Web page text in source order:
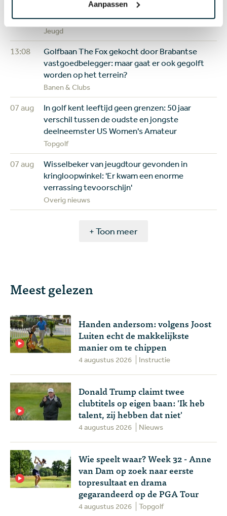
Aanpassen
jeugdgolfers: gratis naar binnen en spelen waar
de sterren spelen
Jeugd
13:08
Golfbaan The Fox gekocht door Brabantse
vastgoedbelegger: maar gaat er ook gegolft
worden op het terrein?
Banen & Clubs
07 aug
In golf kent leeftijd geen grenzen: 50 jaar
verschil tussen de oudste en jongste
deelneemster US Women's Amateur
Topgolf
07 aug
Wisselbeker van jeugdtour gevonden in
kringloopwinkel: 'Er kwam een enorme
verrassing tevoorschijn'
Overig nieuws
+ Toon meer
Meest gelezen
Handen andersom: volgens Joost
Luiten echt de makkelijkste
manier om te chippen
4 augustus 2026 Instructie
Donald Trump claimt twee
clubtitels op eigen baan: 'Ik heb
talent, zij hebben dat niet'
4 augustus 2026 Nieuws
Wie speelt waar? Week 32 - Anne
van Dam op zoek naar eerste
topresultaat en drama
gegarandeerd op de PGA Tour
4 augustus 2026 Topgolf